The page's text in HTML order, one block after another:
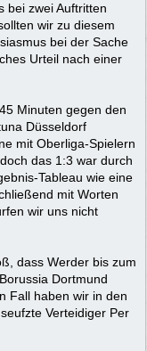
bei zwei Auftritten
wir zu diesem
bei der Sache
Urteil nach einer
Minuten gegen den
Düsseldorf
mit Oberliga-Spielern
das 1:3 war durch
Tableau wie eine
mit Worten
wir uns nicht
dass Werder bis zum
Dortmund
Fall haben wir in den
Verteidiger Per